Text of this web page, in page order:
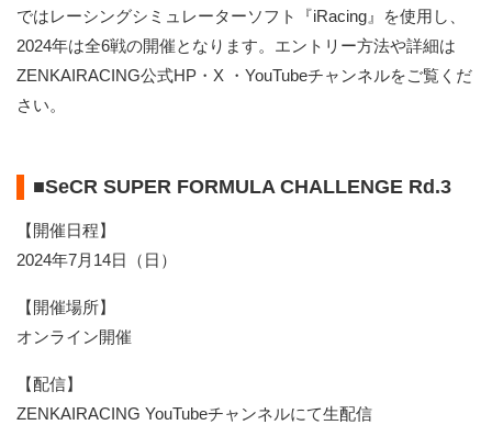
ではレーシングシミュレーターソフト『iRacing』を使用し、
2024年は全6戦の開催となります。エントリー方法や詳細は
ZENKAIRACING公式HP・X ・YouTubeチャンネルをご覧くだ
さい。
■SeCR SUPER FORMULA CHALLENGE Rd.3
【開催日程】
2024年7月14日（日）
【開催場所】
オンライン開催
【配信】
ZENKAIRACING YouTubeチャンネルにて生配信